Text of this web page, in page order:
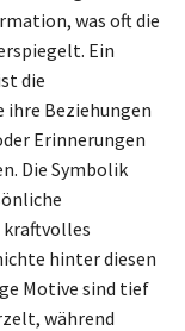
was oft die
Ein
die
ihre Beziehungen
Erinnerungen
Die Symbolik
kraftvolles
hinter diesen
Motive sind tief
während